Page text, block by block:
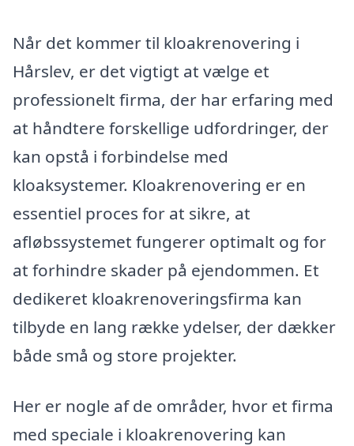
Når det kommer til kloakrenovering i
Hårslev, er det vigtigt at vælge et
professionelt firma, der har erfaring med
at håndtere forskellige udfordringer, der
kan opstå i forbindelse med
kloaksystemer. Kloakrenovering er en
essentiel proces for at sikre, at
afløbssystemet fungerer optimalt og for
at forhindre skader på ejendommen. Et
dedikeret kloakrenoveringsfirma kan
tilbyde en lang række ydelser, der dækker
både små og store projekter.
Her er nogle af de områder, hvor et firma
med speciale i kloakrenovering kan